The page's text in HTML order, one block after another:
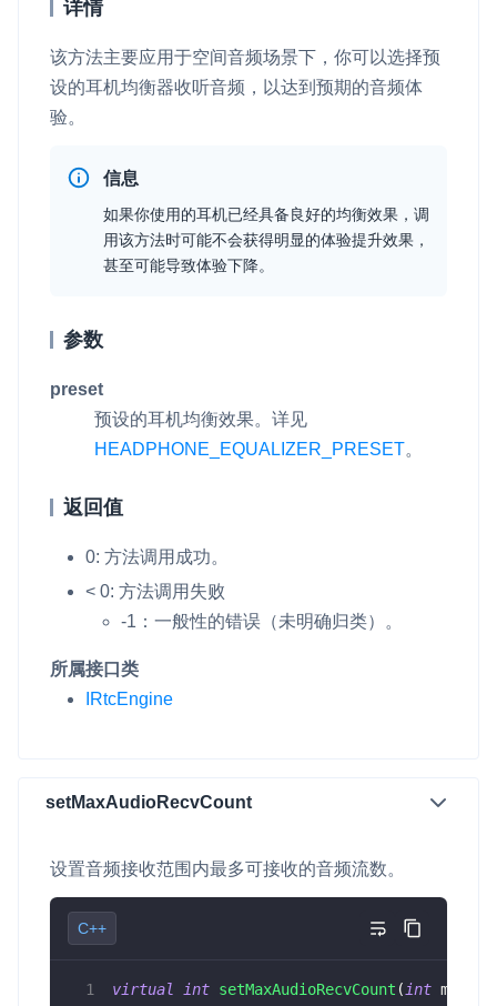
详情
该方法主要应用于空间音频场景下，你可以选择预
设的耳机均衡器收听音频，以达到预期的音频体
验。
信息
如果你使用的耳机已经具备良好的均衡效果，调
用该方法时可能不会获得明显的体验提升效果，
甚至可能导致体验下降。
参数
preset
预设的耳机均衡效果。详见
HEADPHONE_EQUALIZER_PRESET。
返回值
0: 方法调用成功。
< 0: 方法调用失败
-1：一般性的错误（未明确归类）。
所属接口类
IRtcEngine
setMaxAudioRecvCount
设置音频接收范围内最多可接收的音频流数。
C++
virtual int setMaxAudioRecvCount ( int